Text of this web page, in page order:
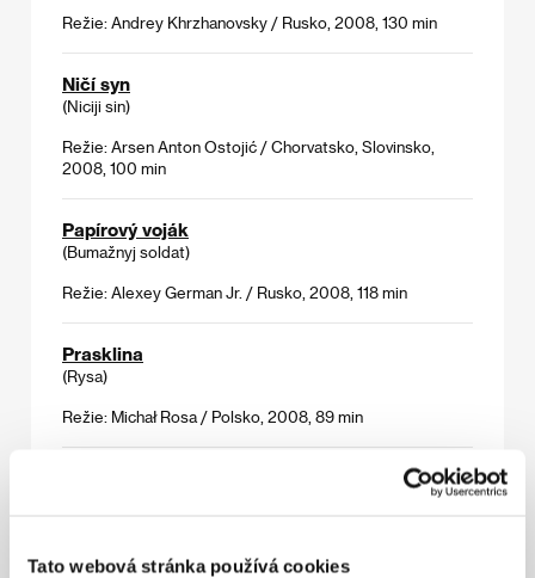
Tato webová stránka používá cookies
Režie: Andrey Khrzhanovsky / Rusko, 2008, 130 min
Ničí syn
(Niciji sin)
Režie: Arsen Anton Ostojić / Chorvatsko, Slovinsko,
2008, 100 min
Papírový voják
(Bumažnyj soldat)
Režie: Alexey German Jr. / Rusko, 2008, 118 min
Prasklina
(Rysa)
Režie: Michał Rosa / Polsko, 2008, 89 min